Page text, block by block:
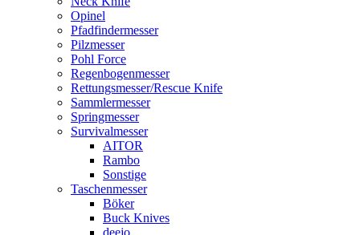
Opinel
Pfadfindermesser
Pilzmesser
Pohl Force
Regenbogenmesser
Rettungsmesser/Rescue Knife
Sammlermesser
Springmesser
Survivalmesser
AITOR
Rambo
Sonstige
Taschenmesser
Böker
Buck Knives
deejo